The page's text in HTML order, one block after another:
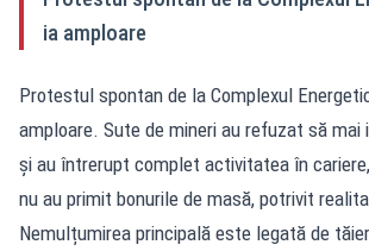
ia amploare
Protestul spontan de la Complexul
amploare. Sute de mineri au refuzat să mai
și au întrerupt complet activitatea în
nu au primit bonurile de masă, potrivit
Nemulțumirea principală este legată de